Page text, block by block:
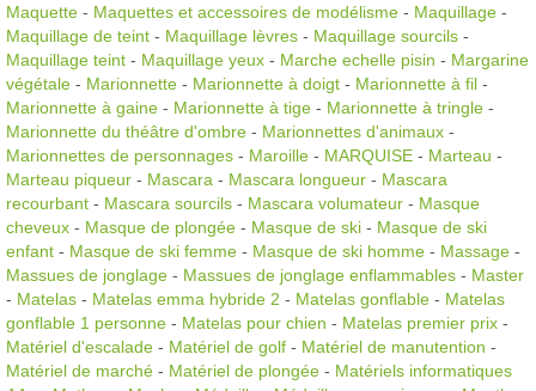
Maquette - Maquettes et accessoires de modélisme - Maquillage -
Maquillage de teint - Maquillage lèvres - Maquillage sourcils -
Maquillage teint - Maquillage yeux - Marche echelle pisin - Margarine
végétale - Marionnette - Marionnette à doigt - Marionnette à fil -
Marionnette à gaine - Marionnette à tige - Marionnette à tringle -
Marionnette du théâtre d'ombre - Marionnettes d'animaux -
Marionnettes de personnages - Maroille - MARQUISE - Marteau -
Marteau piqueur - Mascara - Mascara longueur - Mascara
recourbant - Mascara sourcils - Mascara volumateur - Masque
cheveux - Masque de plongée - Masque de ski - Masque de ski
enfant - Masque de ski femme - Masque de ski homme - Massage -
Massues de jonglage - Massues de jonglage enflammables - Master
- Matelas - Matelas emma hybride 2 - Matelas gonflable - Matelas
gonflable 1 personne - Matelas pour chien - Matelas premier prix -
Matériel d'escalade - Matériel de golf - Matériel de manutention -
Matériel de marché - Matériel de plongée - Matériels informatiques